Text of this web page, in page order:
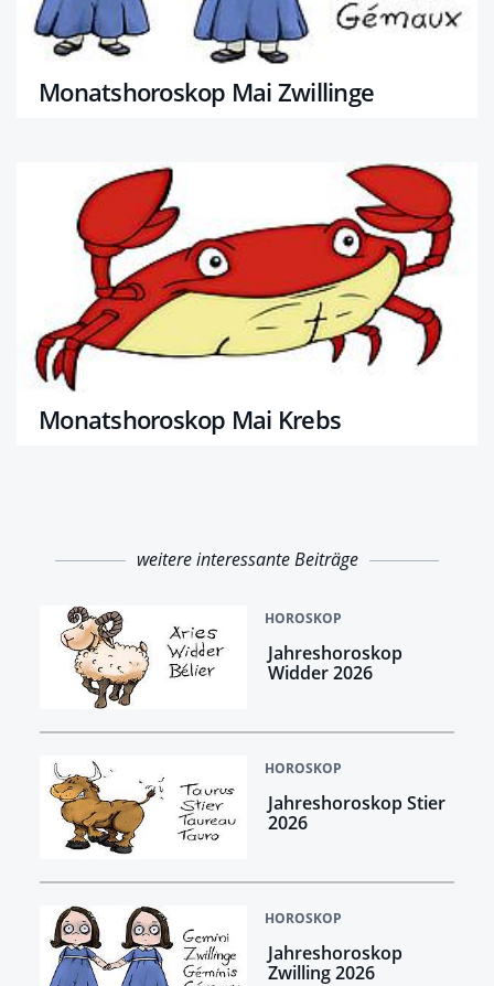
Monatshoroskop Mai Zwillinge
Monatshoroskop Mai Krebs
weitere interessante Beiträge
HOROSKOP
Jahreshoroskop
Widder 2026
HOROSKOP
Jahreshoroskop Stier
2026
HOROSKOP
Jahreshoroskop
Zwilling 2026